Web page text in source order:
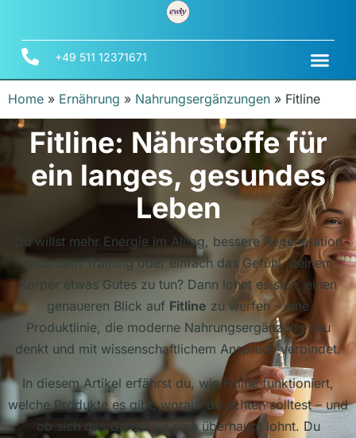
+49 511 12371671
Home » Ernährung » Nahrungsergänzungen » Fitline
Fitline: Nährstoffe für
ein langes, gesundes
Leben
Du willst mehr Energie im Alltag, bessere Regeneration
nach dem Training oder einfach das Gefühl, deinem
Körper etwas Gutes zu tun? Dann lohnt es sich, einen
genaueren Blick auf Fitline zu werfen – eine
Produktlinie, die moderne Nahrungsergänzung neu
denkt und mit wissenschaftlichem Anspruch verbindet.
In diesem Artikel erfährst du, wie Fitline funktioniert,
welche Produkte es gibt, worauf du achten solltest – und
ob sich das Ganze für dich überhaupt lohnt. Du